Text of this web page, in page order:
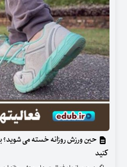
حین ورزش روزانه خسته می شوید؟
کنید